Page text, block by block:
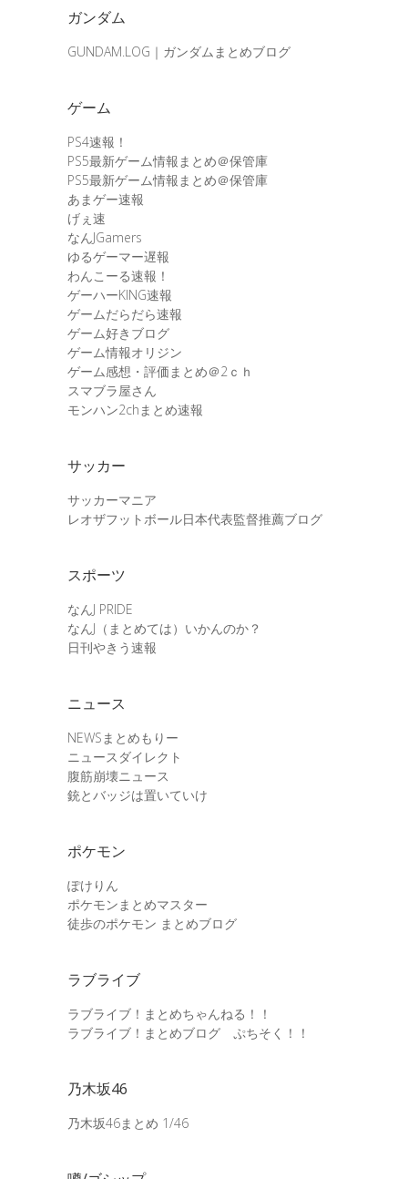
ガンダム
GUNDAM.LOG｜ガンダムまとめブログ
ゲーム
PS4速報！
PS5最新ゲーム情報まとめ＠保管庫
PS5最新ゲーム情報まとめ＠保管庫
あまゲー速報
げぇ速
なんJGamers
ゆるゲーマー遅報
わんこーる速報！
ゲーハーKING速報
ゲームだらだら速報
ゲーム好きブログ
ゲーム情報オリジン
ゲーム感想・評価まとめ＠2ｃｈ
スマブラ屋さん
モンハン2chまとめ速報
サッカー
サッカーマニア
レオザフットボール日本代表監督推薦ブログ
スポーツ
なんJ PRIDE
なんJ（まとめては）いかんのか？
日刊やきう速報
ニュース
NEWSまとめもりー
ニュースダイレクト
腹筋崩壊ニュース
銃とバッジは置いていけ
ポケモン
ぽけりん
ポケモンまとめマスター
徒歩のポケモン まとめブログ
ラブライブ
ラブライブ！まとめちゃんねる！！
ラブライブ！まとめブログ ぷちそく！！
乃木坂46
乃木坂46まとめ 1/46